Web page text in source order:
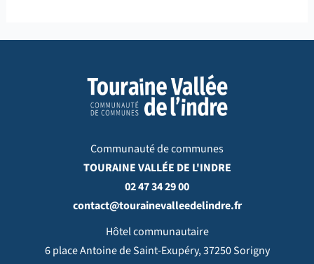
Communauté de communes
TOURAINE VALLÉE DE L'INDRE
02 47 34 29 00
contact@tourainevalleedelindre.fr
Hôtel communautaire
6 place Antoine de Saint-Exupéry, 37250 Sorigny